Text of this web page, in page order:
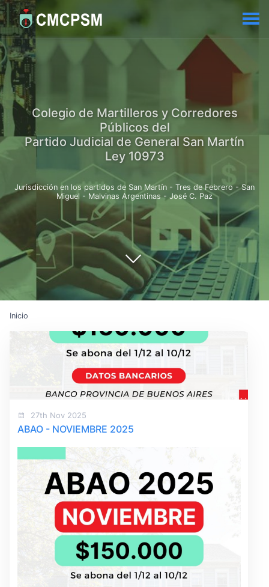
Colegio de Martilleros y Corredores
Públicos del
Partido Judicial de General San Martín
Ley 10973
Jurisdicción en los partidos de San Martín - Tres de Febrero - San
Miguel - Malvinas Argentinas - José C. Paz
Inicio
27th Nov 2025
ABAO - NOVIEMBRE 2025